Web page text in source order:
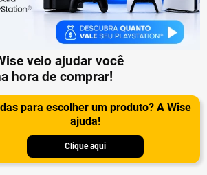
veio ajudar você
hora de comprar!
para escolher um produto? A Wise
ajuda!
Clique aqui